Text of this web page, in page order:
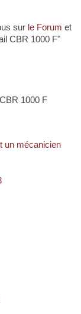
sur le Forum et
CBR 1000 F"
1000 F
un mécanicien